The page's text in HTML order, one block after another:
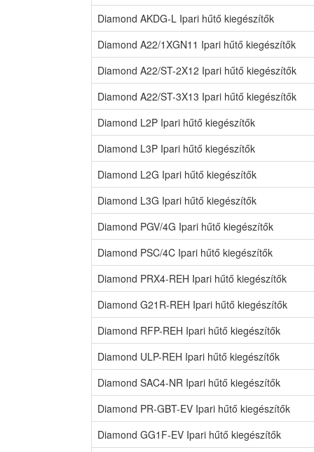
Diamond AKDG-L Ipari hűtő kiegészítők
Diamond A22/1XGN11 Ipari hűtő kiegészítők
Diamond A22/ST-2X12 Ipari hűtő kiegészítők
Diamond A22/ST-3X13 Ipari hűtő kiegészítők
Diamond L2P Ipari hűtő kiegészítők
Diamond L3P Ipari hűtő kiegészítők
Diamond L2G Ipari hűtő kiegészítők
Diamond L3G Ipari hűtő kiegészítők
Diamond PGV/4G Ipari hűtő kiegészítők
Diamond PSC/4C Ipari hűtő kiegészítők
Diamond PRX4-REH Ipari hűtő kiegészítők
Diamond G21R-REH Ipari hűtő kiegészítők
Diamond RFP-REH Ipari hűtő kiegészítők
Diamond ULP-REH Ipari hűtő kiegészítők
Diamond SAC4-NR Ipari hűtő kiegészítők
Diamond PR-GBT-EV Ipari hűtő kiegészítők
Diamond GG1F-EV Ipari hűtő kiegészítők